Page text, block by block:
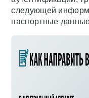
следующей
паспортные